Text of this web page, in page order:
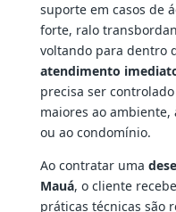
suporte em casos de
forte, ralo
voltando para dentro
atendimento
precisa ser
maiores ao ambiente,
ou ao condomínio.
Ao contratar uma
Mauá, o cliente
práticas técnicas são